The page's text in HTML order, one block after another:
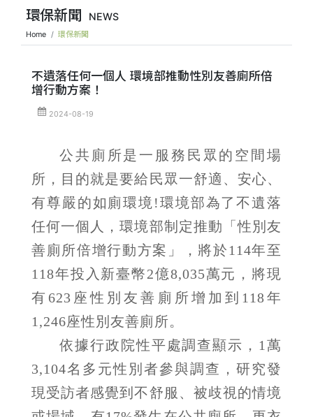
環保新聞 NEWS
Home 環保新聞
不遺落任何一個人 環境部推動性別友善廁所倍
增行動方案！
2024-08-19
公共廁所是一服務民眾的空間場
所，目的就是要給民眾一舒適、安心、
有尊嚴的如廁環境!環境部為了不遺落
任何一個人，環境部制定推動「性別友
善廁所倍增行動方案」，將於114年至
118年投入新臺幣2億8,035萬元，將現
有623座性別友善廁所增加到118年
1,246座性別友善廁所。
依據行政院性平處調查顯示，1萬
3,104名多元性別者參與調查，研究發
現受訪者感覺到不舒服、被歧視的情境